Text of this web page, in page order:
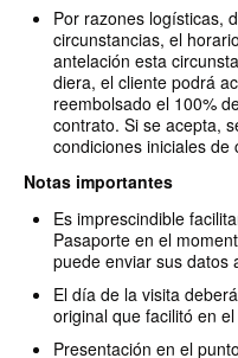
Por razones logísticas,
circunstancias, el
antelación esta
diera, el cliente podrá
reembolsado el 100%
contrato. Si se acepta,
condiciones iniciales de
Notas importantes
Es imprescindible
Pasaporte en el
puede enviar sus datos
El día de la visita
original que facilitó en
Presentación en el